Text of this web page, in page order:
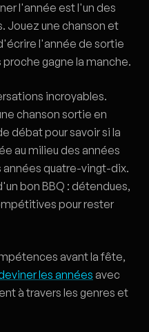
l'année est l'un des
Jouez une chanson et
l'année de sortie
gagne la manche.
incroyables.
chanson sortie en
débat pour savoir si la
au milieu des années
années quatre-vingt-dix.
bon BBQ : détendues,
pour rester
avant la fête,
les années avec
à travers les genres et